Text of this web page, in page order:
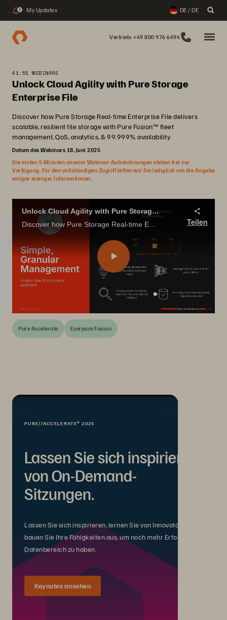
2 My Updates DE / DE
Vertrieb: +49 800 976 6494
41:51 WEBINARE
Unlock Cloud Agility with Pure Storage
Enterprise File
Discover how Pure Storage Real-time Enterprise File delivers
scalable, resilient file storage with Pure Fusion™ fleet
management, QoS, analytics, & 99.999% availability.
Datum des Webinars 18. Juni 2025
Die ersten 5 Minuten unserer Webinar-Aufzeichnungen stehen frei zur
Verfügung. Für den vollständigen Zugriff bitten wir Sie lediglich um die Angabe
einiger weniger Informationen.
Unlock Cloud Agility with Pure Storage Enterprise File
Discover how Pure Storage Real-time Enterprise File delivers scalable, resilient file storage with Pure Fusion™ fleet management, QoS, analytics, & 99.999% availability
Teilen
Pure Accelerate Everpure Fusion
PURE//ACCELERATE® 2025
Lassen Sie sich inspirieren
von On-Demand-
Sitzungen.
Lassen Sie sich inspirieren, lernen Sie von Innovatoren und
bauen Sie Ihre Fähigkeiten aus, um noch mehr Erfolg im
Datenbereich zu haben.
Keynotes ansehen